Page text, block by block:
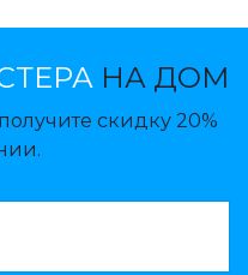
НА ДОМ
скидку 20%